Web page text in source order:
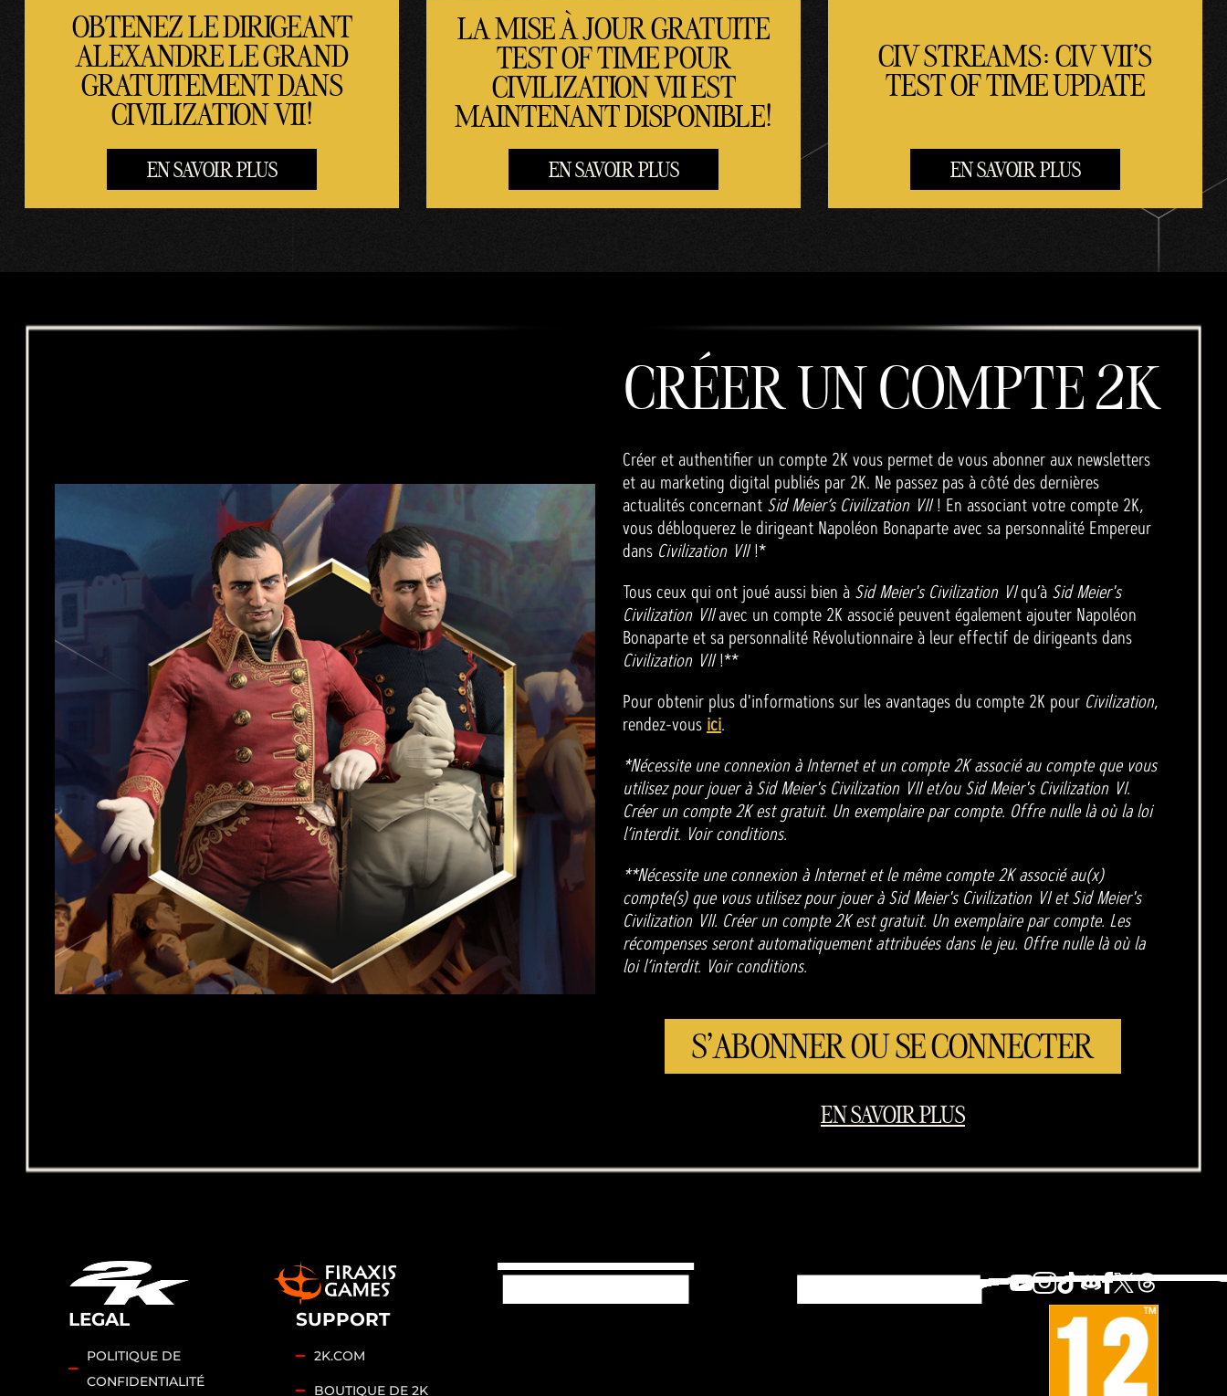
de
YouT
ube
et le
ées
serve
de
OBTENEZ LE DIRIGEANT
ALEXANDRE LE GRAND
GRATUITEMENT DANS
CIVILIZATION VII!
EN SAVOIR PLUS
LA MISE À JOUR GRATUITE
TEST OF TIME POUR
CIVILIZATION VII EST
MAINTENANT DISPONIBLE!
EN SAVOIR PLUS
CIV STREAMS: CIV VII'S
TEST OF TIME UPDATE
EN SAVOIR PLUS
CRÉER UN COMPTE 2K
Créer et authentifier un compte 2K vous permet de vous abonner aux newsletters
et au marketing digital publiés par 2K. Ne passez pas à côté des dernières
actualités concernant Sid Meier’s Civilization VII! En associant votre compte 2K,
vous débloquerez le dirigeant Napoléon Bonaparte avec sa personnalité Empereur
dans Civilization VII!*
Tous ceux qui ont joué aussi bien à Sid Meier's Civilization VIqu’à Sid Meier's
Civilization VIIavec un compte 2K associé peuvent également ajouter Napoléon
Bonaparte et sa personnalité Révolutionnaire à leur effectif de dirigeants dans
Civilization VII!**
Pour obtenir plus d'informations sur les avantages du compte 2K pour Civilization,
rendez-vous ici.
*Nécessite une connexion à Internet et un compte 2K associé au compte que vous
utilisez pour jouer à Sid Meier's Civilization VII et/ou Sid Meier's Civilization VI.
Créer un compte 2K est gratuit. Un exemplaire par compte. Offre nulle là où la loi
l’interdit. Voir conditions.
**Nécessite une connexion à Internet et le même compte 2K associé au(x)
compte(s) que vous utilisez pour jouer à Sid Meier's Civilization VI et Sid Meier's
Civilization VII. Créer un compte 2K est gratuit. Un exemplaire par compte. Les
récompenses seront automatiquement attribuées dans le jeu. Offre nulle là où la
loi l’interdit. Voir conditions.
S'ABONNER OU SE CONNECTER
EN SAVOIR PLUS
LEGAL
POLITIQUE DE
CONFIDENTIALITÉ
SUPPORT
2K.COM
BOUTIQUE DE 2K